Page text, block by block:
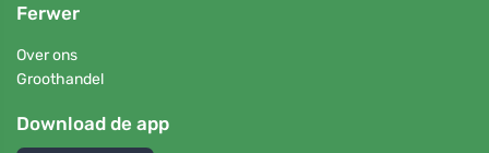
Ferwer
Over ons
Groothandel
Download de app